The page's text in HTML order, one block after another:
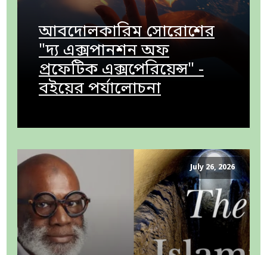
আবদোলকারিম সোরোশের
"দ্য এক্সপানশন অফ
প্রফেটিক এক্সপেরিয়েন্স" -
বইয়ের পর্যালোচনা
July 26, 2026